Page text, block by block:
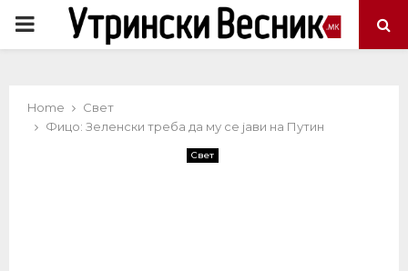
PRIMARY
Home
Свет
Фицо: Зеленски треба да му се јави на Путин
Свет